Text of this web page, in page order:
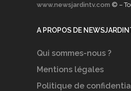
www.newsjardintv.com © –
A PROPOS DE
Qui sommes-nous ?
Mentions légales
Politique de